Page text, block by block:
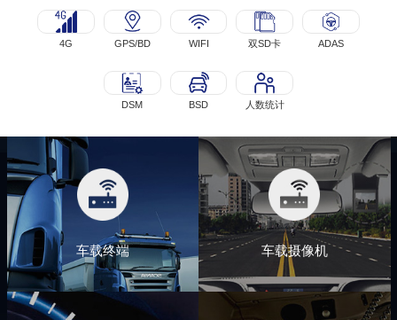
4G GPS/BD WIFI 双SD卡 ADAS
DSM BSD 人数统计
车载终端 车载摄像机